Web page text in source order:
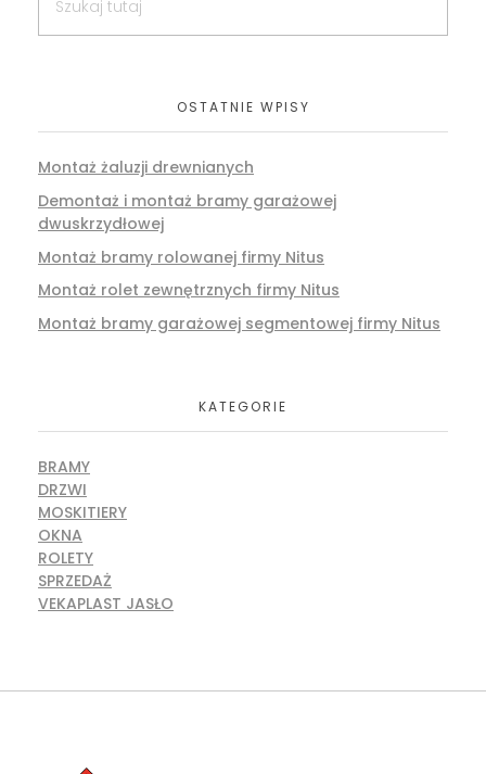
OSTATNIE WPISY
Montaż żaluzji drewnianych
Demontaż i montaż bramy garażowej
dwuskrzydłowej
Montaż bramy rolowanej firmy Nitus
Montaż rolet zewnętrznych firmy Nitus
Montaż bramy garażowej segmentowej firmy Nitus
KATEGORIE
BRAMY
DRZWI
MOSKITIERY
OKNA
ROLETY
SPRZEDAŻ
VEKAPLAST JASŁO